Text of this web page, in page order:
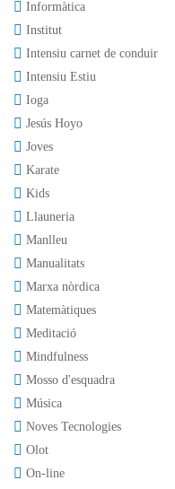
Informàtica
Institut
Intensiu carnet de conduir
Intensiu Estiu
Ioga
Jesús Hoyo
Joves
Karate
Kids
Llauneria
Manlleu
Manualitats
Marxa nòrdica
Matemàtiques
Meditació
Mindfulness
Mosso d'esquadra
Música
Noves Tecnologies
Olot
On-line